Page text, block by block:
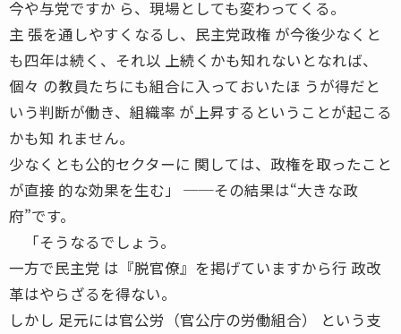
今や与党ですか ら、現場としても変わってくる。
主 張を通しやすくなるし、民主党政権 が今後少なくと
も四年は続く、それ以 上続くかも知れないとなれば、
個々 の教員たちにも組合に入っておいたほ うが得だと
いう判断が働き、組織率 が上昇するということが起こる
かも知 れません。
少なくとも公的セクターに 関しては、政権を取ったこと
が直接 的な効果を生む」 ──その結果は“大きな政
府”です。
「そうなるでしょう。
一方で民主党 は『脱官僚』を掲げていますから行 政改
革はやらざるを得ない。
しかし 足元には官公労（官公庁の労働組合） という支